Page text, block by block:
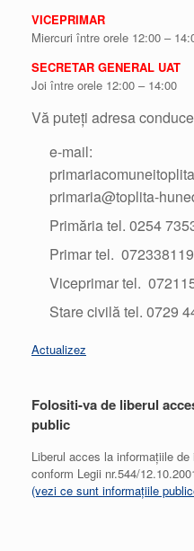
VICEPRIMAR
Miercuri între orele 12:00 –
SECRETAR GENERAL UAT
Joi între orele 12:00 – 14:00
Vă puteți adresa
e-mail:
primaria@toplita-
Primăria tel. 0254
Primar tel.
Viceprimar tel.
Stare civilă tel. 0729
Actualizez
Folositi-va de liberul
public
Liberul acces la informațiile
conform Legii nr.544/
(vezi ce sunt informațiile